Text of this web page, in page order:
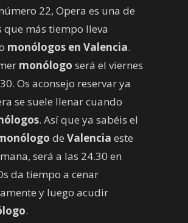
22, Opera es una de
que más tiempo lleva
monólogos en Valencia.
monólogo será el viernes
Os aconsejo reservar ya
se suele llenar cuando
. Así que ya sabéis el
de Valencia este
será a las 24.30 en
da tiempo a cenar
y luego acudir
.